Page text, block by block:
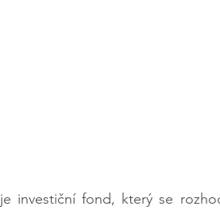
je investiční fond, který se